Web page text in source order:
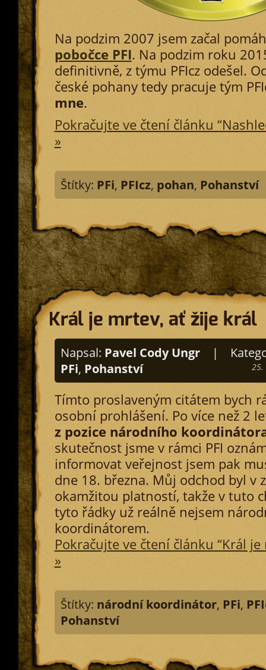
Na podzim 2007 jsem začal
pobočce PFI. Na podzim roku
definitivně, z týmu PFIcz odešel.
české pohany tedy pracuje tým
mne.
Pokračujte ve čtení článku
»
Štítky: PFi, PFIcz, pohan, Pohanství
Král je mrtev, ať žije král
Napsal: Pavel Cody Ungr |
PFi, Pohanství 25.
Tímto proslaveným citátem bych
osobní prohlášení. Po více než 2
z pozice národního
skutečnost jsme v rámci PFI
informovat veřejnost jsem pak
dne 18. března. Můj odchod byl v
okamžitou platností, takže v tuto
tyto řádky už reálně nejsem
koordinátorem.
Pokračujte ve čtení článku “Král
»
Štítky: národní koordinátor, PFi,
Pohanství